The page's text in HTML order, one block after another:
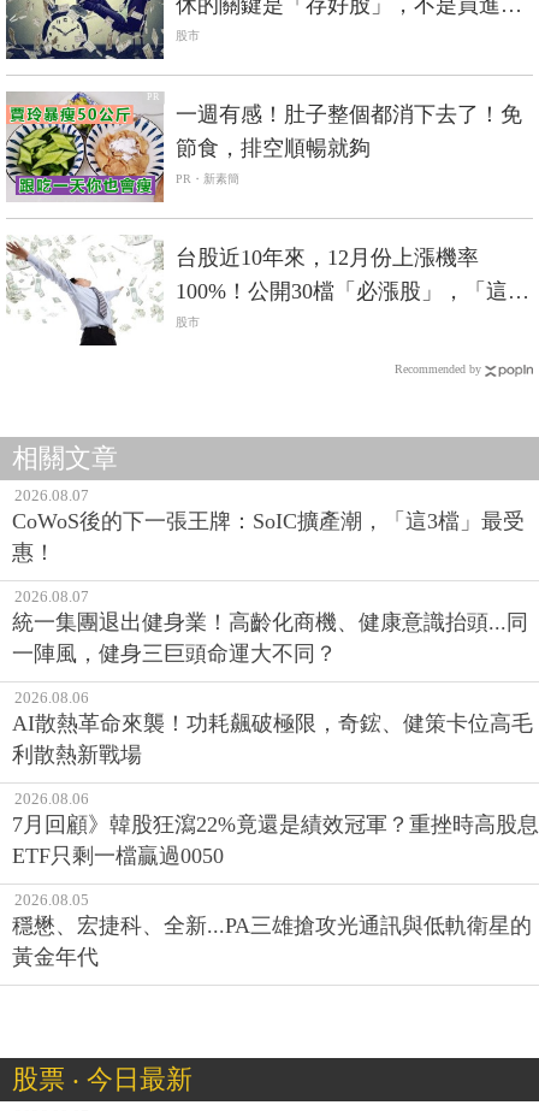
酬率高的股票！
股市
PR
一週有感！肚子整個都消下去了！免
節食，排空順暢就夠
PR・新素簡
台股近10年來，12月份上漲機率
100%！公開30檔「必漲股」，「這樣
買」就對了
股市
Recommended by
相關文章
2026.08.07
CoWoS後的下一張王牌：SoIC擴產潮，「這3檔」最受
惠！
2026.08.07
統一集團退出健身業！高齡化商機、健康意識抬頭...同
一陣風，健身三巨頭命運大不同？
2026.08.06
AI散熱革命來襲！功耗飆破極限，奇鋐、健策卡位高毛
利散熱新戰場
2026.08.06
7月回顧》韓股狂瀉22%竟還是績效冠軍？重挫時高股息
ETF只剩一檔贏過0050
2026.08.05
穩懋、宏捷科、全新...PA三雄搶攻光通訊與低軌衛星的
黃金年代
股票 ‧ 今日最新